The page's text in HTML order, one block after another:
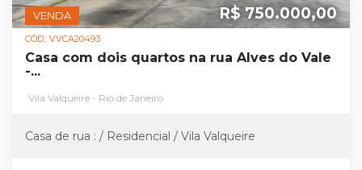
VENDA R$ 750.000,00
CÓD.: VVCA20493
Casa com dois quartos na rua Alves do Vale
-...
Vila Valqueire - Rio de Janeiro
Casa de rua : / Residencial / Vila Valqueire